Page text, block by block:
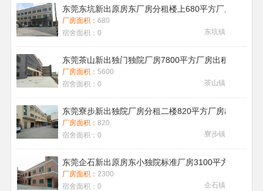
东莞东坑新出原房东厂房分租楼上680平方厂房出租现
厂房面积： 680
宿舍面积： 0 东坑镇
东莞茶山新出独门独院厂房7800平方厂房出租带喷淋
厂房面积： 5600
宿舍面积： 0 茶山镇
东莞寮步新出独院厂房分租二楼820平方厂房出租
厂房面积： 820
宿舍面积： 0 寮步镇
东莞企石新出原房东小独院标准厂房3100平方厂房出租
厂房面积： 2300
宿舍面积： 0 企石镇